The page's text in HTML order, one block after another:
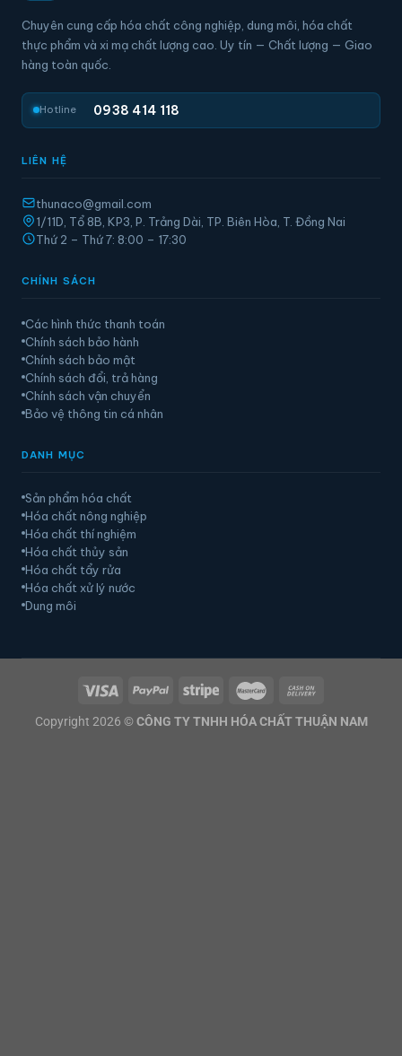
Chuyên cung cấp hóa chất công nghiệp, dung môi, hóa chất
thực phẩm và xi mạ chất lượng cao. Uy tín — Chất lượng — Giao
hàng toàn quốc.
Hotline 0938 414 118
LIÊN HỆ
thunaco@gmail.com
1/11D, Tổ 8B, KP3, P. Trảng Dài, TP. Biên Hòa, T. Đồng Nai
Thứ 2 – Thứ 7: 8:00 – 17:30
CHÍNH SÁCH
Các hình thức thanh toán
Chính sách bảo hành
Chính sách bảo mật
Chính sách đổi, trả hàng
Chính sách vận chuyển
Bảo vệ thông tin cá nhân
DANH MỤC
Sản phẩm hóa chất
Hóa chất nông nghiệp
Hóa chất thí nghiệm
Hóa chất thủy sản
Hóa chất tẩy rửa
Hóa chất xử lý nước
Dung môi
Copyright 2026 © CÔNG TY TNHH HÓA CHẤT THUẬN NAM